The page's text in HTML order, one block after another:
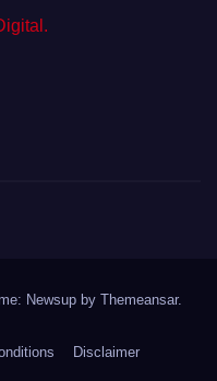
Newsup by Themeansar.
Disclaimer